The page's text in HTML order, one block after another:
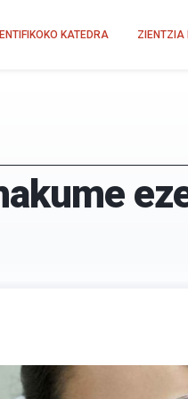
KATEDRA ZIENTZIA